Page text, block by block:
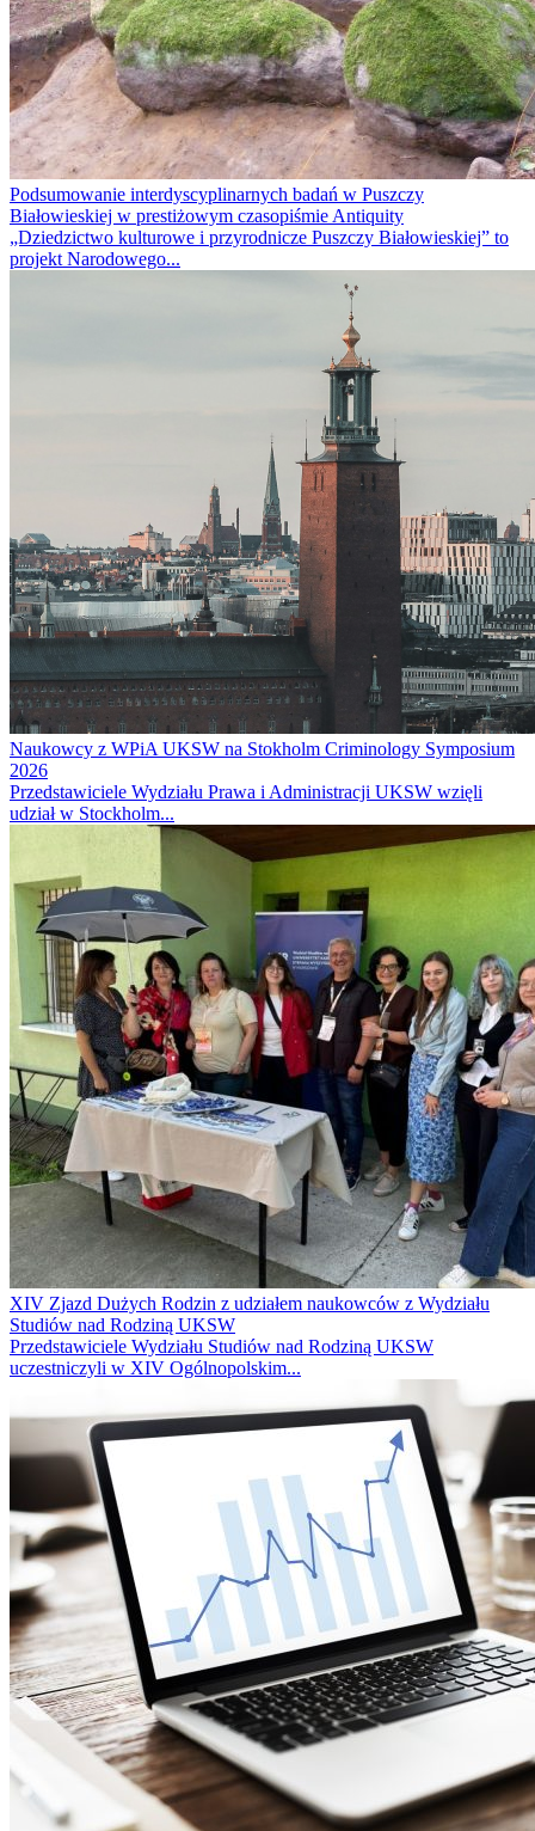
Podsumowanie interdyscyplinarnych badań w Puszczy
Białowieskiej w prestiżowym czasopiśmie Antiquity
„Dziedzictwo kulturowe i przyrodnicze Puszczy Białowieskiej” to
projekt Narodowego...
Naukowcy z WPiA UKSW na Stokholm Criminology Symposium
2026
Przedstawiciele Wydziału Prawa i Administracji UKSW wzięli
udział w Stockholm...
XIV Zjazd Dużych Rodzin z udziałem naukowców z Wydziału
Studiów nad Rodziną UKSW
Przedstawiciele Wydziału Studiów nad Rodziną UKSW
uczestniczyli w XIV Ogólnopolskim...